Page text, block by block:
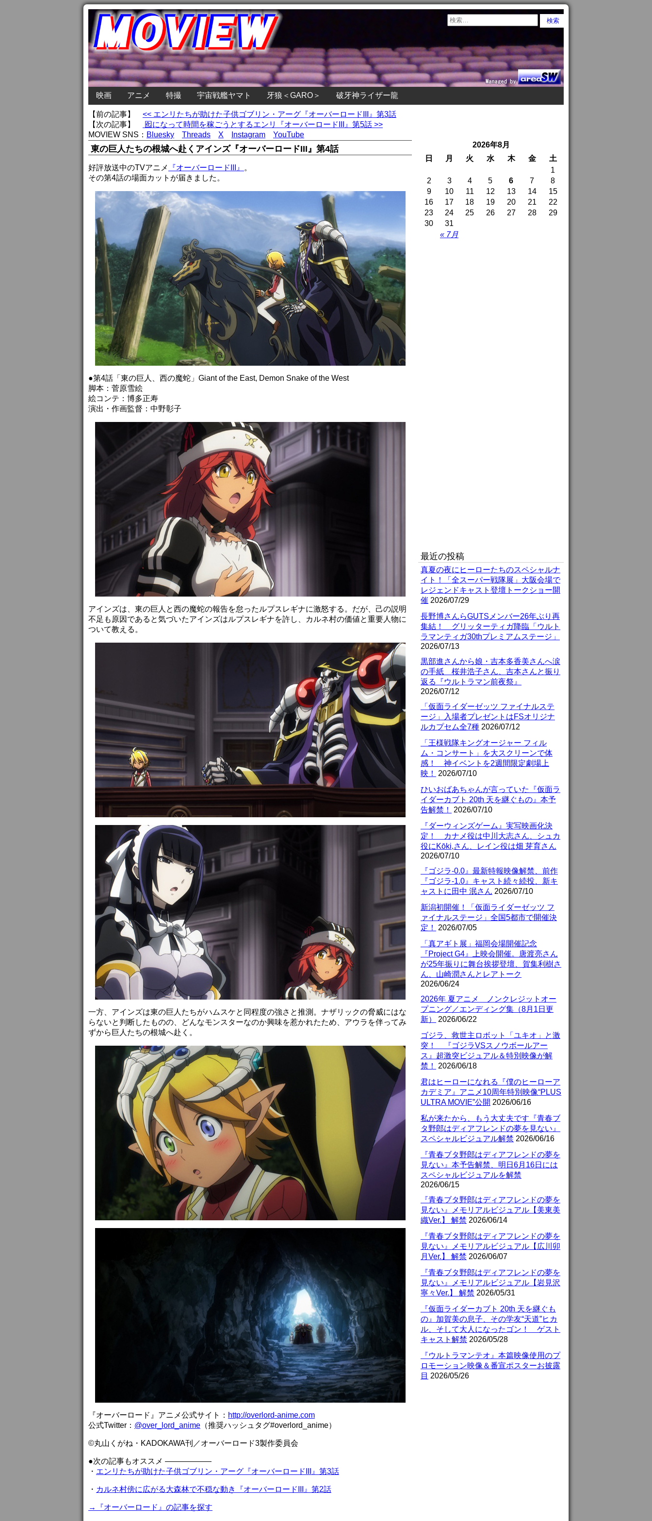
映画 アニメ 特撮 宇宙戦艦ヤマト 牙狼＜GARO＞ 破牙神ライザー龍
【前の記事】 << エンリたちが助けた子供ゴブリン・アーグ『オーバーロードIII』第3話
【次の記事】
囮になって時間を稼ごうとするエンリ『オーバーロードIII』第5話 >>
MOVIEW SNS： Bluesky Threads X Instagram YouTube
東の巨人たちの根城へ赴くアインズ『オーバーロードIII』第4話
好評放送中のTVアニメ 『オーバーロードIII』
。
その第4話の場面カットが届きました。
●第4話「東の巨人、西の魔蛇」Giant of the East, Demon Snake of the West
脚本：菅原雪絵
絵コンテ：博多正寿
演出・作画監督：中野彰子
アインズは、東の巨人と西の魔蛇の報告を怠ったルプスレギナに激怒する。だが、己の説明
不足も原因であると気づいたアインズはルプスレギナを許し、カルネ村の価値と重要人物に
ついて教える。
一方、アインズは東の巨人たちがハムスケと同程度の強さと推測。ナザリックの脅威にはな
らないと判断したものの、どんなモンスターなのか興味を惹かれたため、アウラを伴ってみ
ずから巨人たちの根城へ赴く。
『オーバーロード』アニメ公式サイト： http://overlord-anime.com
公式Twitter： @over_lord_anime （推奨ハッシュタグ#overlord_anime）
©丸山くがね・KADOKAWA刊／オーバーロード3製作委員会
●次の記事もオススメ ——————
・ エンリたちが助けた子供ゴブリン・アーグ『オーバーロードIII』第3話
・ カルネ村傍に広がる大森林で不穏な動き『オーバーロードIII』第2話
→『オーバーロード』の記事を探す
2026年8月
日
月 火 水 木 金 土
« 7月
1
2
3 4 5 6 7
8
9
10 11 12 13 14
15
16
17 18 19 20 21
22
23
24 25 26 27 28
29
30
31
最近の投稿
真夏の夜にヒーローたちのスペシャルナ
イト！「全スーパー戦隊展」大阪会場で
レジェンドキャスト登壇トークショー開
催 2026/07/29
長野博さんらGUTSメンバー26年ぶり再
集結！ グリッターティガ降臨「ウルト
ラマンティガ30thプレミアムステージ」
2026/07/13
黒部進さんから娘・吉本多香美さんへ涙
の手紙 桜井浩子さん、吉本さんと振り
返る『ウルトラマン前夜祭』
2026/07/12
「仮面ライダーゼッツ ファイナルステ
ージ」入場者プレゼントはFSオリジナ
ルカプセム全7種 2026/07/12
「王様戦隊キングオージャー フィル
ム・コンサート」を大スクリーンで体
感！ 神イベントを2週間限定劇場上
映！
2026/07/10
ひいおばあちゃんが言っていた『仮面ラ
イダーカブト 20th 天を継ぐもの』本予
告解禁！
2026/07/10
『ダーウィンズゲーム』実写映画化決
定！ カナメ役は中川大志さん、シュカ
役にKōki,さん、レイン役は畑 芽育さん
2026/07/10
『ゴジラ-0.0』最新特報映像解禁、前作
『ゴジラ-1.0』キャスト続々続投、新キ
ャストに田中 泯さん 2026/07/10
新潟初開催！「仮面ライダーゼッツ フ
ァイナルステージ」全国5都市で開催決
定！
2026/07/05
「真アギト展」福岡会場開催記念
『Project G4』上映会開催。唐渡亮さん
が25年振りに舞台挨拶登壇、賀集利樹さ
ん、山崎潤さんとレアトーク
2026/06/24
2026年 夏アニメ ノンクレジットオー
プニング／エンディング集（8月1日更
新）
2026/06/22
ゴジラ、救世主ロボット「ユキオ」と激
突！ 『ゴジラVSスノウボールアー
ス』超激突ビジュアル＆特別映像が解
禁！
2026/06/18
君はヒーローになれる『僕のヒーローア
カデミア』アニメ10周年特別映像“PLUS
ULTRA MOVIE”公開 2026/06/16
私が来たから、もう大丈夫です『青春ブ
タ野郎はディアフレンドの夢を見ない』
スペシャルビジュアル解禁 2026/06/16
『青春ブタ野郎はディアフレンドの夢を
見ない』本予告解禁、明日6月16日には
スペシャルビジュアルを解禁
2026/06/15
『青春ブタ野郎はディアフレンドの夢を
見ない』メモリアルビジュアル【美東美
織Ver.】 解禁 2026/06/14
『青春ブタ野郎はディアフレンドの夢を
見ない』メモリアルビジュアル【広川卯
月Ver.】 解禁 2026/06/07
『青春ブタ野郎はディアフレンドの夢を
見ない』メモリアルビジュアル【岩見沢
寧々Ver.】 解禁 2026/05/31
『仮面ライダーカブト 20th 天を継ぐも
の』加賀美の息子、その学友“天道”ヒカ
ル、そして大人になったゴン！ ゲスト
キャスト解禁 2026/05/28
『ウルトラマンテオ』本篇映像使用のプ
ロモーション映像＆番宣ポスターお披露
目 2026/05/26